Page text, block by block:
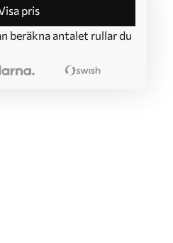
pris
beräkna antalet rullar du